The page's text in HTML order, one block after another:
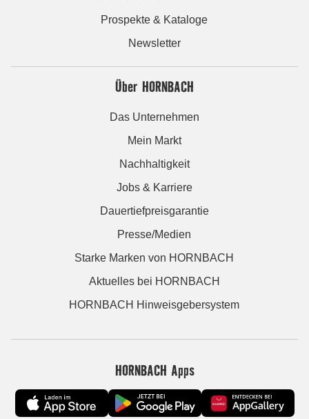
Prospekte & Kataloge
Newsletter
Über HORNBACH
Das Unternehmen
Mein Markt
Nachhaltigkeit
Jobs & Karriere
Dauertiefpreisgarantie
Presse/Medien
Starke Marken von HORNBACH
Aktuelles bei HORNBACH
HORNBACH Hinweisgebersystem
HORNBACH Apps